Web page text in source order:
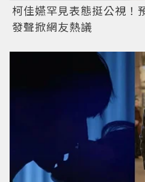
柯佳嬿罕見表態挺公視
發聲掀網友熱議